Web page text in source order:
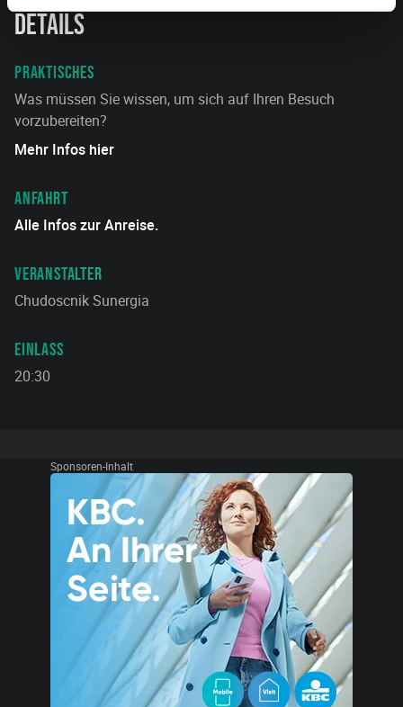
Details
PRAKTISCHES
Was müssen Sie wissen, um sich auf Ihren Besuch
vorzubereiten?
Mehr Infos hier
ANFAHRT
Alle Infos zur Anreise.
VERANSTALTER
Chudoscnik Sunergia
EINLASS
20:30
Sponsoren-Inhalt